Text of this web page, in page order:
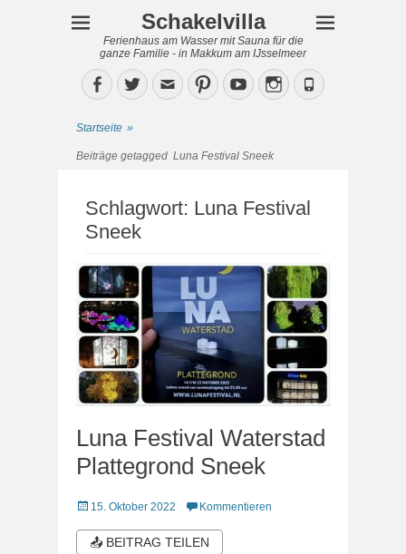
Schakelvilla
Ferienhaus am Wasser mit Sauna für die
ganze Familie - in Makkum am IJsselmeer
Facebook
TwitterEmailPinterestYouTubeInstagram
Phone
Startseite »
Beiträge getagged Luna Festival Sneek
Schlagwort: Luna Festival
Sneek
Luna Festival Waterstad
Plattegrond Sneek
Veröffentlicht
15. Oktober 2022 Kommentieren
📤 BEITRAG TEILEN